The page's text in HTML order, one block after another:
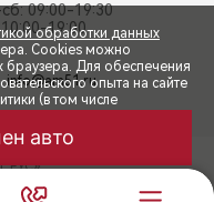
09:00-19:30
19:00
info@am51.ru
РУС»
КЛИЕНТСКАЯ ПОДДЕРЖКА
обработки данных
Cookies можно
браузера. Для обеспечения
опыта на сайте
(в том числе
размещением cookie-
авто